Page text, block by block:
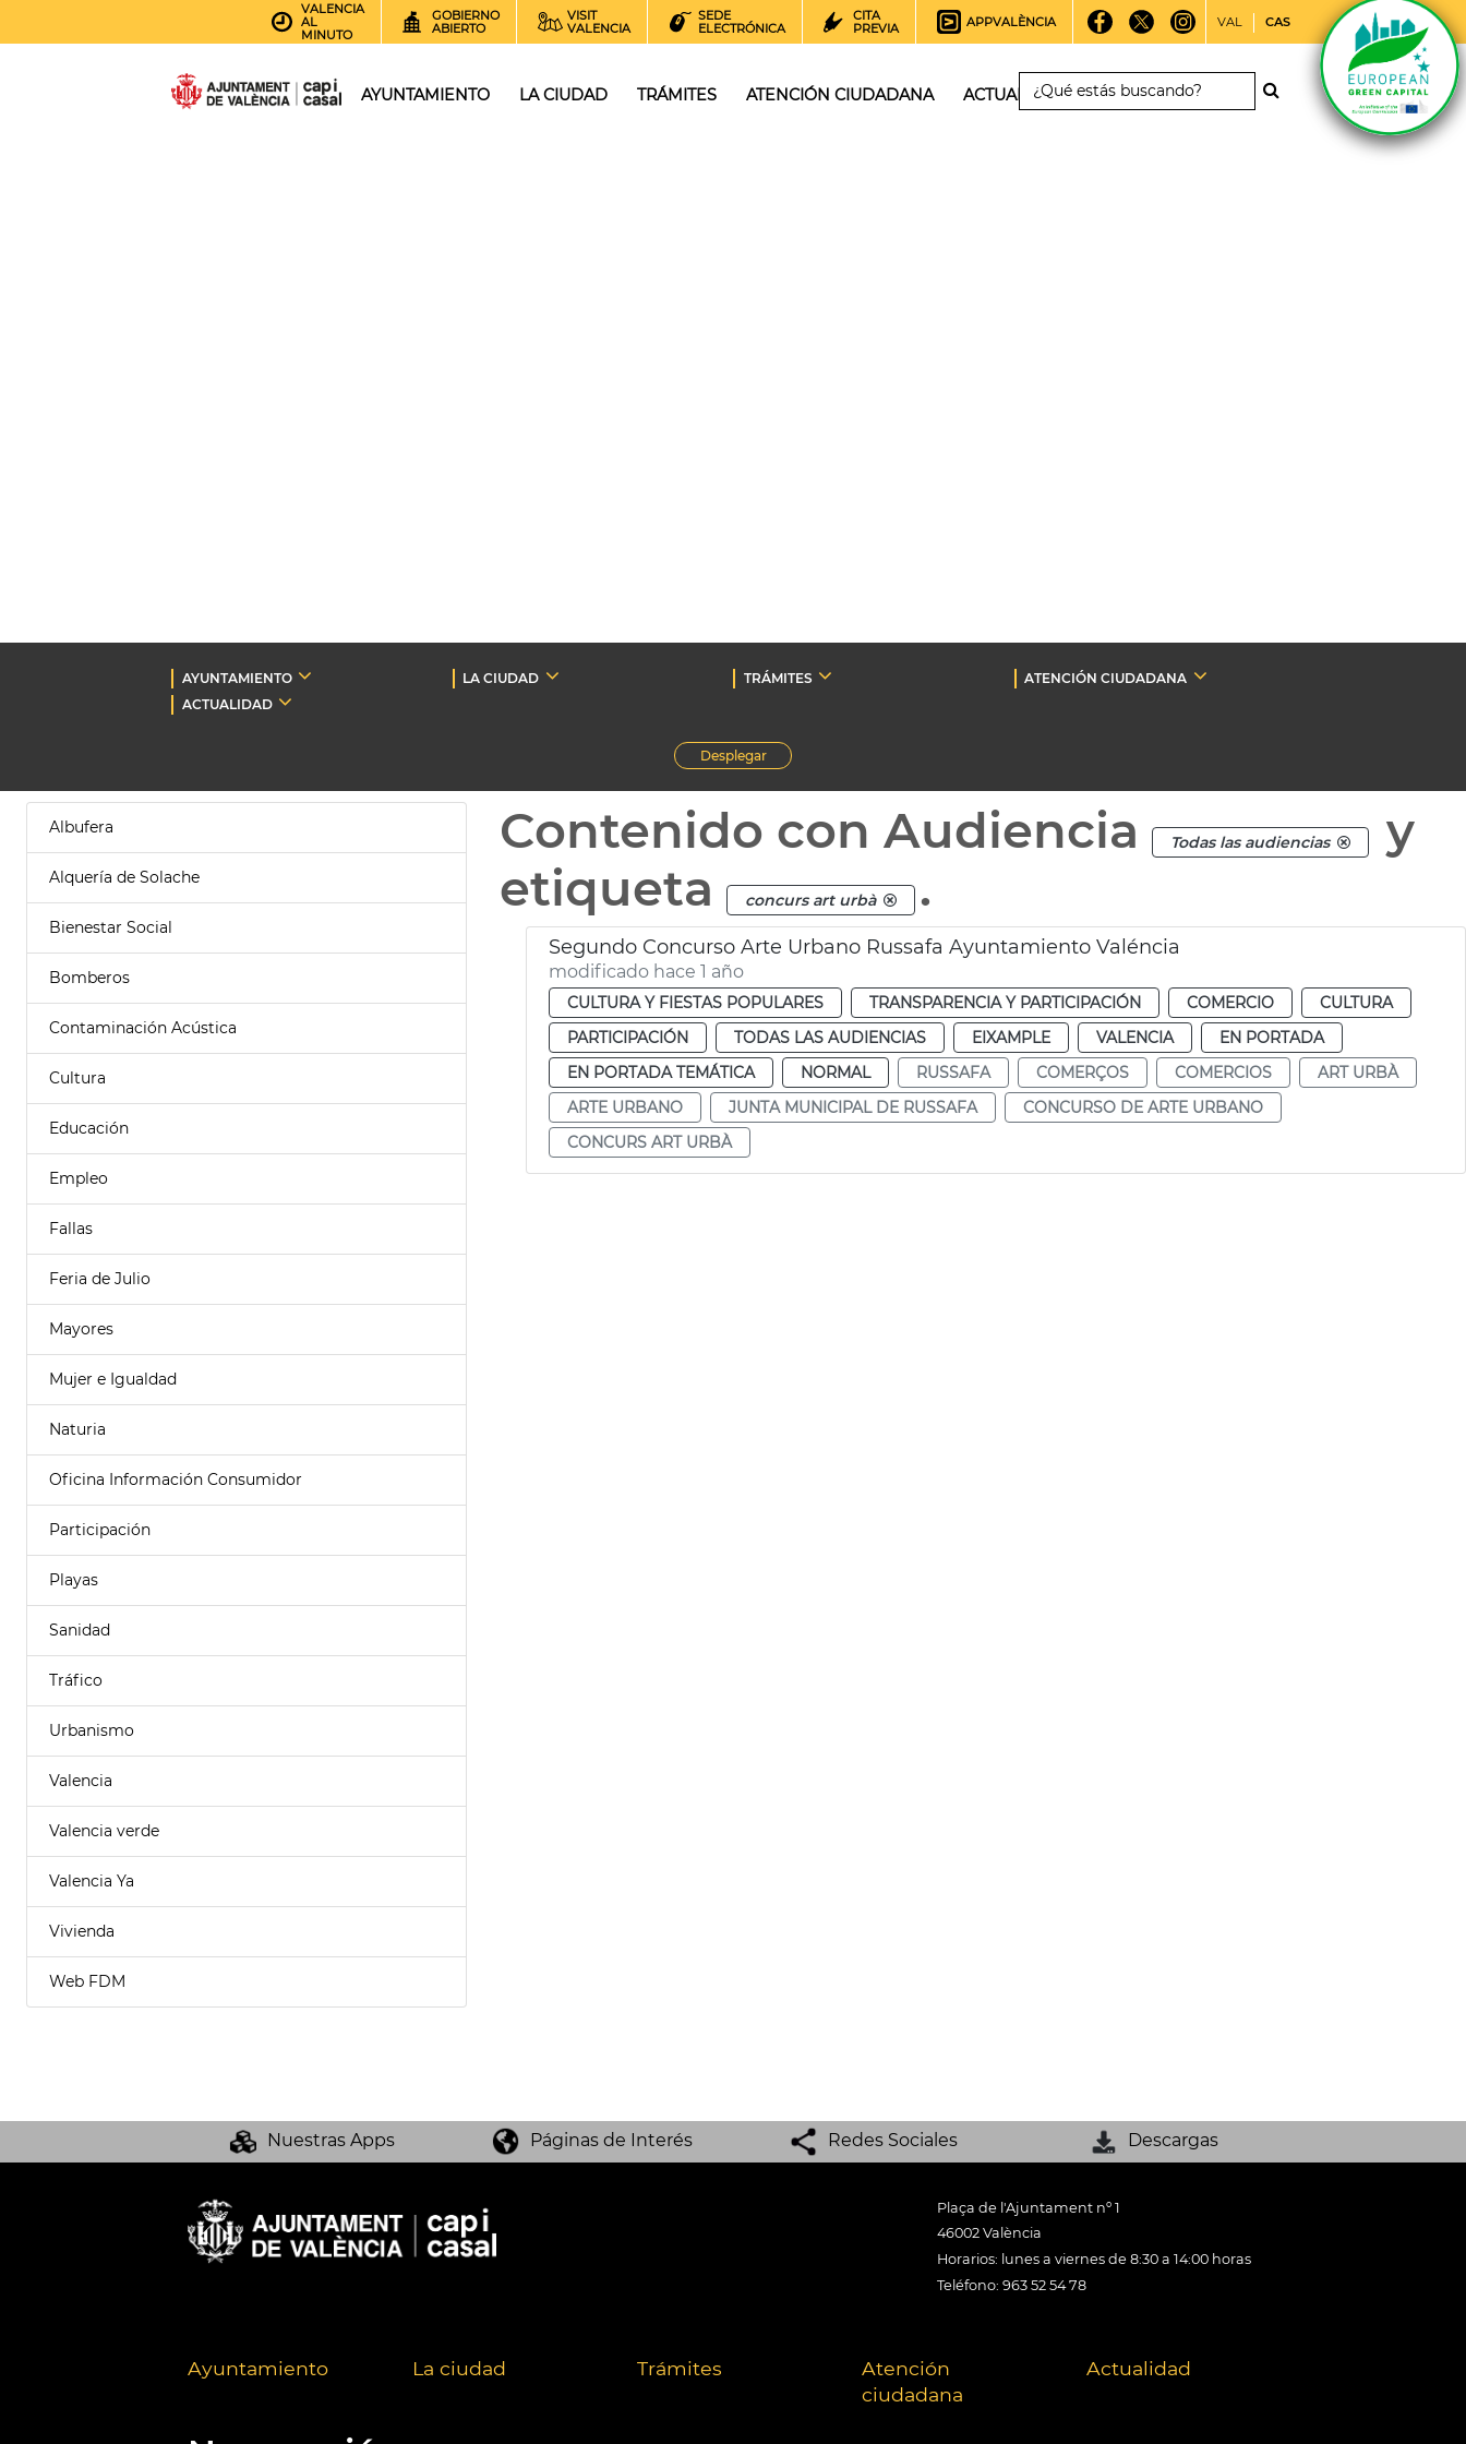
VALENCIA
AL
MINUTO
GOBIERNO
ABIERTO
VISIT
VALENCIA
SEDE
ELECTRÓNICA
CITA
PREVIA
APPVALÈNCIA VAL CAS
AYUNTAMIENTO LA CIUDAD TRÁMITES ATENCIÓN CIUDADANA ACTUALIDAD
AYUNTAMIENTO LA CIUDAD TRÁMITES
ATENCIÓN CIUDADANA
ACTUALIDAD
Desplegar
Albufera
Alquería de Solache
Bienestar Social
Bomberos
Contaminación Acústica
Cultura
Educación
Empleo
Fallas
Feria de Julio
Mayores
Mujer e Igualdad
Naturia
Oficina Información Consumidor
Participación
Playas
Sanidad
Tráfico
Urbanismo
Valencia
Valencia verde
Valencia Ya
Vivienda
Web FDM
Contenido con Audiencia Todas las audiencias
y
etiqueta
concurs art urbà .
Segundo Concurso Arte Urbano Russafa Ayuntamiento Valéncia
modificado hace 1 año
CULTURA Y FIESTAS POPULARES TRANSPARENCIA Y PARTICIPACIÓN COMERCIO
CULTURA
PARTICIPACIÓN
TODAS LAS AUDIENCIAS EIXAMPLE VALENCIA
EN PORTADA
EN PORTADA TEMÁTICA
NORMAL RUSSAFA COMERÇOS COMERCIOS
ART URBÀ
ARTE URBANO
JUNTA MUNICIPAL DE RUSSAFA
CONCURSO DE ARTE URBANO
CONCURS ART URBÀ
Nuestras Apps Páginas de Interés Redes Sociales Descargas
Plaça de l'Ajuntament nº 1
46002 València
Horarios: lunes a viernes de 8:30 a 14:00 horas
Teléfono: 963 52 54 78
Ayuntamiento La ciudad Trámites
Atención
ciudadana
Actualidad